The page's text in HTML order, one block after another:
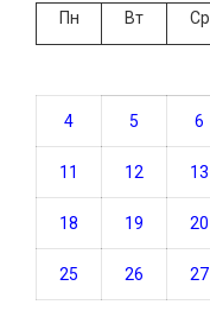
Пн
Вт Ср
4 5 6
11 12 13
18 19 20
25 26 27